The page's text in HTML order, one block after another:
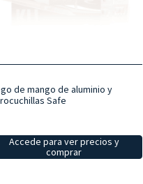
de mango de aluminio y
Safe
Accede para ver precios y
comprar